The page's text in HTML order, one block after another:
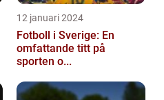
12 januari 2024
Fotboll i Sverige: En
omfattande titt på
sporten o...